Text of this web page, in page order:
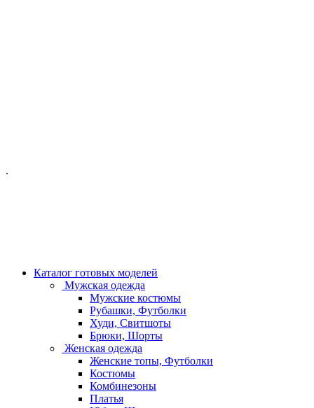
.
Каталог готовых моделей
Мужская одежда
Мужские костюмы
Рубашки, Футболки
Худи, Свитшоты
Брюки, Шорты
Женская одежда
Женские топы, Футболки
Костюмы
Комбинезоны
Платья